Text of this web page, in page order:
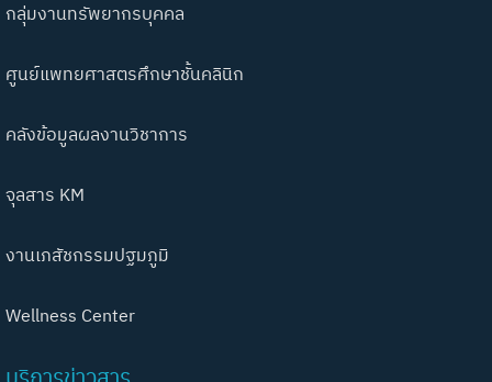
กลุ่มงานทรัพยากรบุคคล
ศูนย์แพทยศาสตรศึกษาชั้นคลินิก
คลังข้อมูลผลงานวิชาการ
จุลสาร KM
งานเภสัชกรรมปฐมภูมิ
Wellness Center